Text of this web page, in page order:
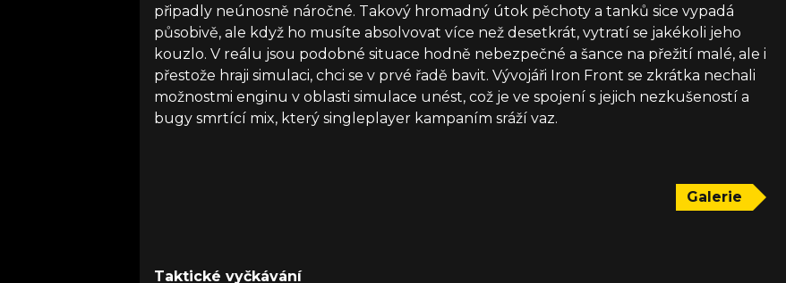
připadly neúnosně náročné. Takový hromadný útok pěchoty a tanků sice vypadá
působivě, ale když ho musíte absolvovat více než desetkrát, vytratí se jakékoli jeho
kouzlo. V reálu jsou podobné situace hodně nebezpečné a šance na přežití malé, ale i
přestože hraji simulaci, chci se v prvé řadě bavit. Vývojáři Iron Front se zkrátka nechali
možnostmi enginu v oblasti simulace unést, což je ve spojení s jejich nezkušeností a
bugy smrtící mix, který singleplayer kampaním sráží vaz.
Galerie
Taktické vyčkávání